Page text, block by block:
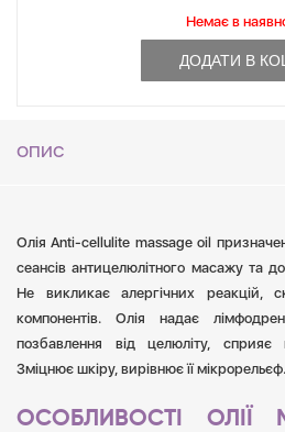
Немає в
ДОДАТИ В
ОПИС
Олія Anti-cellulite massage oil
сеансів антицелюлітного масажу та
Не викликає алергічних реакцій,
компонентів. Олія надає
позбавлення від целюліту, сприяє
Зміцнює шкіру, вирівнює її мікрорельєф.
ОСОБЛИВОСТІ ОЛІЇ